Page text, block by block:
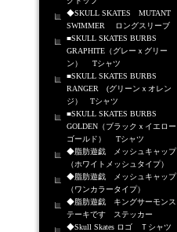
◆SKULL SKATES MUTANT
SWIMMER ロングスリーブ
■SKULL SKATES BURBS
GRAPHITE（グレーｘグリー
ン） Tシャツ
■SKULL SKATES BURBS
RANGER (グリーンｘオレン
ジ） Tシャツ
■SKULL SKATES BURBS
GOLDEN（ブラックｘイエロー
ゴールド） Tシャツ
◆脂肪遊戯 メッシュキャップ
（ホワイトメッシュタイプ）
◆脂肪遊戯 メッシュキャップ
（ワンカラータイプ）
◆脂肪遊戯 キングサーモンス
テーキです ステッカー
◆Skull Skates ロゴ Ｔシャツ